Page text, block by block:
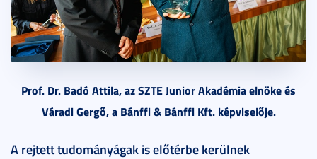
Prof. Dr. Badó Attila, az SZTE Junior Akadémia elnöke és
Váradi Gergő, a Bánffi & Bánffi Kft. képviselője.
A rejtett tudományágak is előtérbe kerülnek